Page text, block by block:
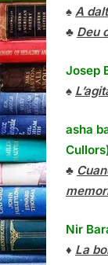
♠ A
♣ Deu
Josep
♠
asha
♣
Nir
♦ La